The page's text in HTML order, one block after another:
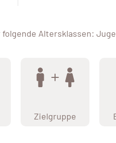
Altersklassen:
Zielgruppe